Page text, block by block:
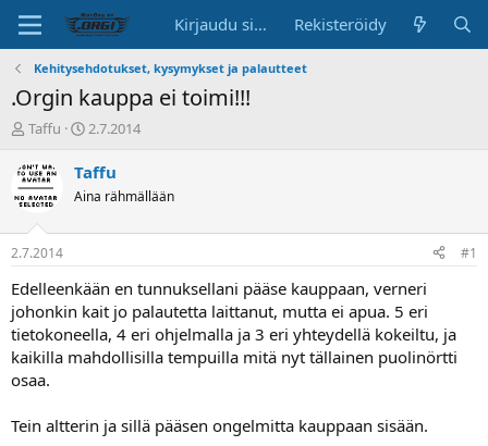
Kirjaudu sisään Rekisteröidy
Kehitysehdotukset, kysymykset ja palautteet
.Orgin kauppa ei toimi!!!
K
s
k
u
s
t
e
l
u
n
a
l
o
t
Taffu
A
o
t
p
ä
v
ä
2.7.2014
Taffu
Aina rähmällään
2.7.2014 #1
Edelleenkään en tunnuksellani pääse kauppaan, verneri
johonkin kait jo palautetta laittanut, mutta ei apua. 5 eri
tietokoneella, 4 eri ohjelmalla ja 3 eri yhteydellä kokeiltu, ja
kaikilla mahdollisilla tempuilla mitä nyt tällainen puolinörtti
osaa.
Tein altterin ja sillä pääsen ongelmitta kauppaan sisään.